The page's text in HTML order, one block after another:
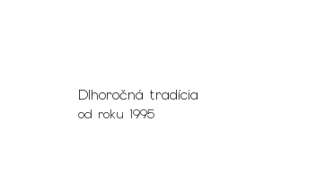
Dlhoročná tradícia
od roku 1995